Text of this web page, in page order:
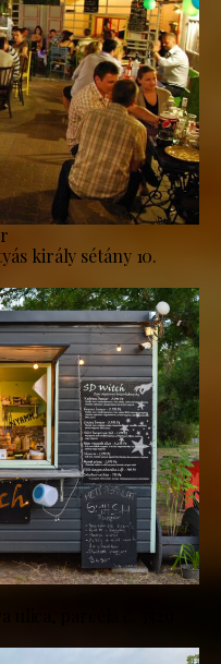
király sétány 10.
parcela č. 3529